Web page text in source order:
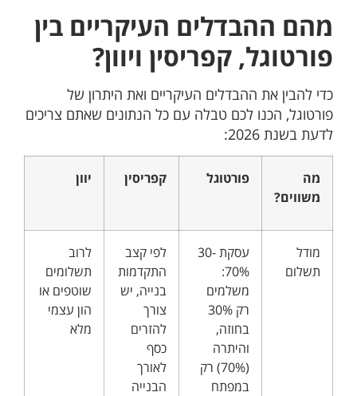
מהם ההבדלים העיקריים בין
פורטוגל, קפריסין ויוון?
כדי להבין את ההבדלים העיקריים ואת היתרון של
פורטוגל, הכנו לכם טבלה עם כל הנתונים שאתם צריכים
לדעת בשנת 2026:
מה
משווים?
פורטוגל קפריסין יוון
מודל
תשלום
עסקת 30-
70%:
משלמים
רק 30%
בחוזה,
והיתרה
(70%) רק
במפתח
לפי קצב
התקדמות
בנייה, יש
צורך
להזרים
כסף
לאורך
הבנייה
לרוב
תשלומים
שוטפים או
הון עצמי
מלא